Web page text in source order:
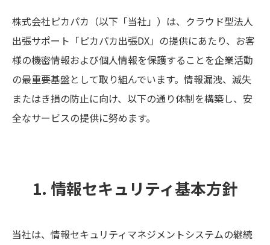
株式会社ピカパカ（以下「当社」）は、クラウド型法人
出張サポート「ピカパカ出張DX」の提供にあたり、お客
様の機密情報および個人情報を保護することを企業活動
の最重要基盤として取り組んでいます。情報漏洩、滅失
またはき損の防止に向け、以下の通り体制を構築し、安
全なサービスの提供に努めます。
1. 情報セキュリティ基本方針
当社は、情報セキュリティマネジメントシステムの継続